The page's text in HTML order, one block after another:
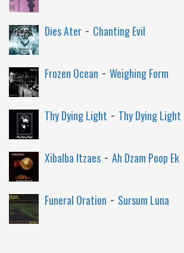
Dies Ater - Chanting Evil
Frozen Ocean - Weighing Form
Thy Dying Light - Thy Dying Light
Xibalba Itzaes - Ah Dzam Poop Ek
Funeral Oration - Sursum Luna